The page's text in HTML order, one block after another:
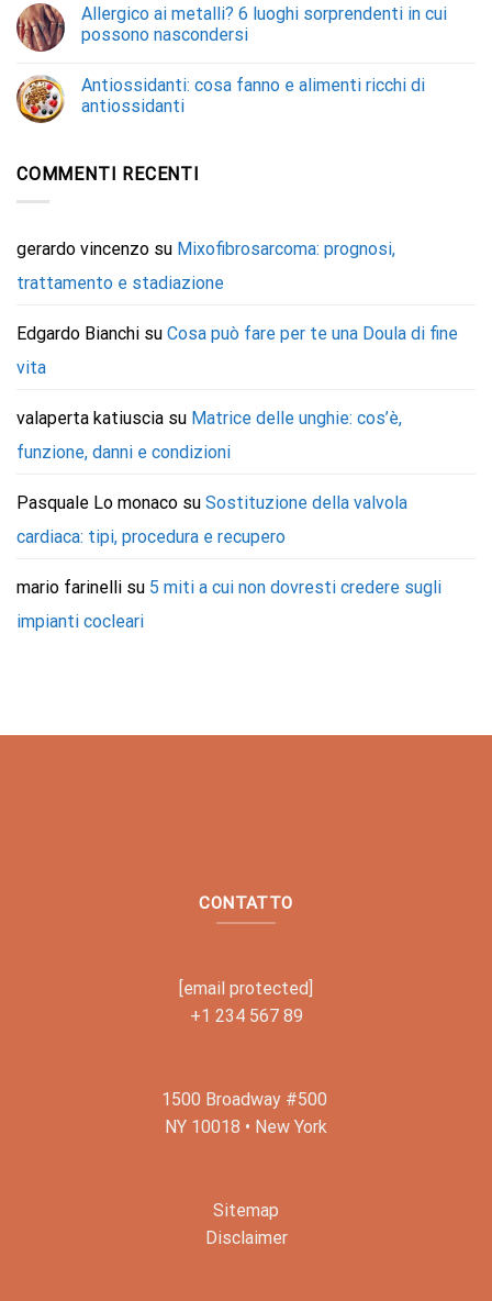
Allergico ai metalli? 6 luoghi sorprendenti in cui
possono nascondersi
Antiossidanti: cosa fanno e alimenti ricchi di
antiossidanti
COMMENTI RECENTI
gerardo vincenzo su Mixofibrosarcoma: prognosi,
trattamento e stadiazione
Edgardo Bianchi su Cosa può fare per te una Doula di fine
vita
valaperta katiuscia su Matrice delle unghie: cos’è,
funzione, danni e condizioni
Pasquale Lo monaco su Sostituzione della valvola
cardiaca: tipi, procedura e recupero
mario farinelli su 5 miti a cui non dovresti credere sugli
impianti cocleari
CONTATTO
[email protected]
+1 234 567 89
1500 Broadway #500
NY 10018 • New York
Sitemap
Disclaimer